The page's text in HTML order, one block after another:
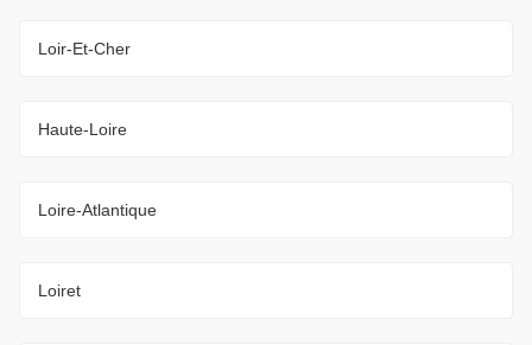
Loir-Et-Cher
Haute-Loire
Loire-Atlantique
Loiret